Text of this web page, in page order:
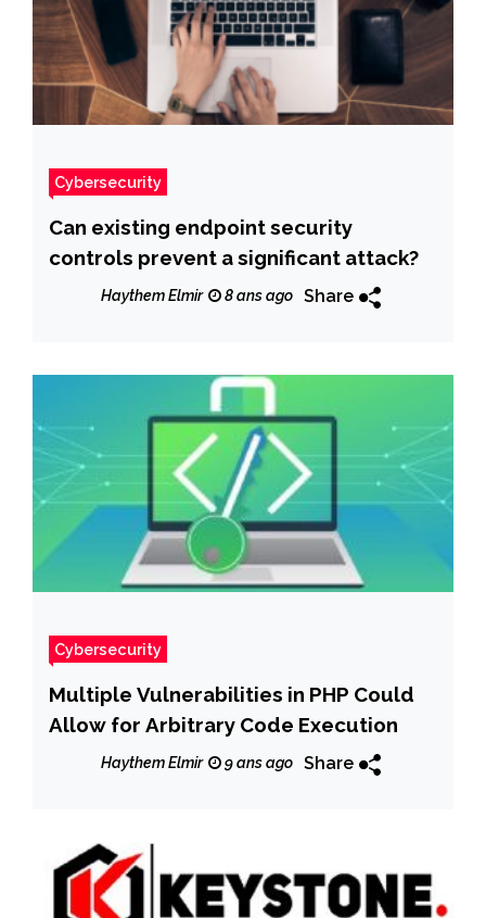
Cybersecurity
Can existing endpoint security
controls prevent a significant attack?
Haythem Elmir 8 ans ago Share
Cybersecurity
Multiple Vulnerabilities in PHP Could
Allow for Arbitrary Code Execution
Haythem Elmir 9 ans ago Share